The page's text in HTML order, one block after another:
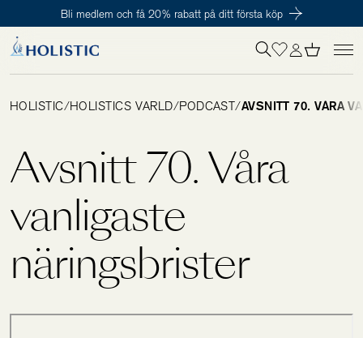
Bli medlem och få 20% rabatt på ditt första köp
Kit
Tillagd i varukorgen Till kassan
För att påbörja en prenumeration hos oss så behöver du vara medlem i
Holistic Club. Det är helt kostnadsfritt.
HOLISTIC/HOLISTICS VÄRLD/PODCAST/AVSNITT 70. VÅRA
Avsnitt 70. Våra
vanligaste
näringsbrister